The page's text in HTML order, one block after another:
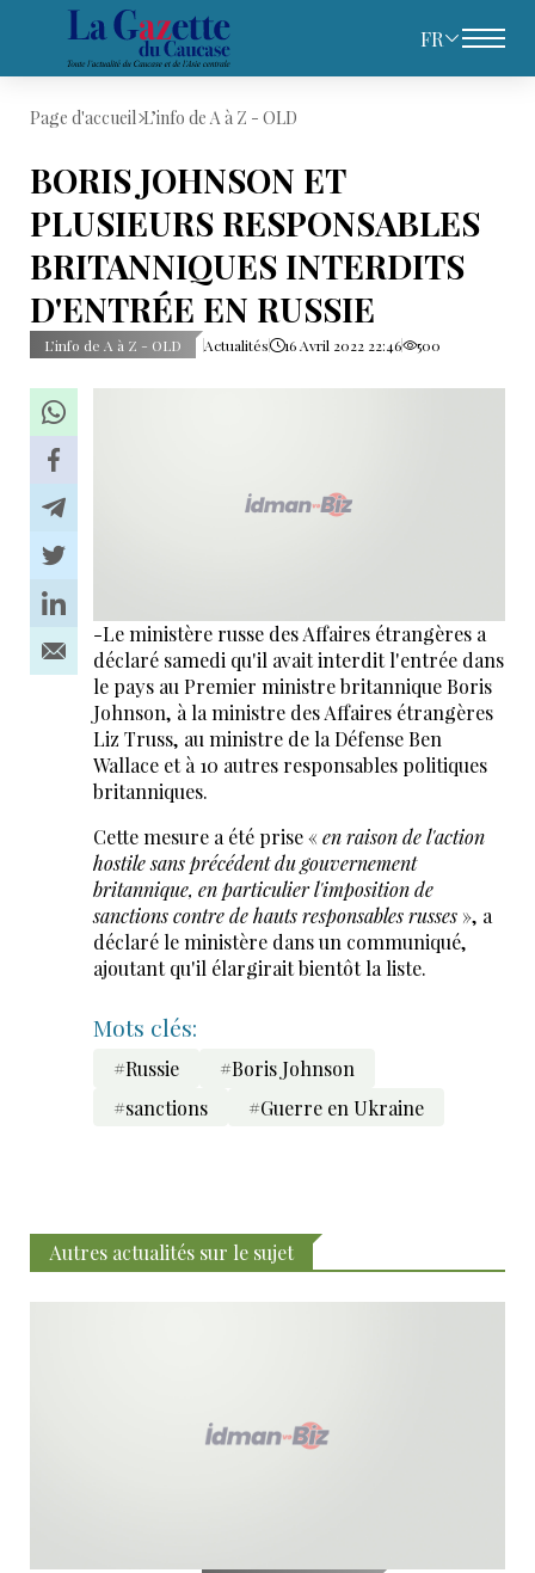
FR
Page d'accueil L’info de A à Z - OLD
BORIS JOHNSON ET
PLUSIEURS RESPONSABLES
BRITANNIQUES INTERDITS
D'ENTRÉE EN RUSSIE
L’info de A à Z - OLD Actualités 16 Avril 2022 22:46 500
-Le ministère russe des Affaires étrangères a
déclaré samedi qu'il avait interdit l'entrée dans
le pays au Premier ministre britannique Boris
Johnson, à la ministre des Affaires étrangères
Liz Truss, au ministre de la Défense Ben
Wallace et à 10 autres responsables politiques
britanniques.
Cette mesure a été prise «en raison de l'action
hostile sans précédent du gouvernement
britannique, en particulier l'imposition de
sanctions contre de hauts responsables russes», a
déclaré le ministère dans un communiqué,
ajoutant qu'il élargirait bientôt la liste.
Mots clés:
#Russie
#Boris Johnson
#sanctions
#Guerre en Ukraine
Autres actualités sur le sujet